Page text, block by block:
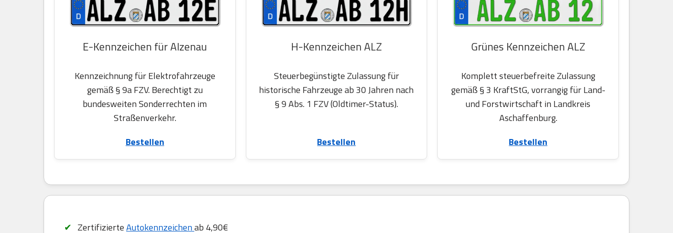
E-Kennzeichen für Alzenau
Kennzeichnung für Elektrofahrzeuge
gemäß § 9a FZV. Berechtigt zu
bundesweiten Sonderrechten im
Straßenverkehr.
Bestellen
H-Kennzeichen ALZ
Steuerbegünstigte Zulassung für
historische Fahrzeuge ab 30 Jahren nach
§ 9 Abs. 1 FZV (Oldtimer-Status).
Bestellen
Grünes Kennzeichen ALZ
Komplett steuerbefreite Zulassung
gemäß § 3 KraftStG, vorrangig für Land-
und Forstwirtschaft in Landkreis
Aschaffenburg.
Bestellen
ZertifizierteAutokennzeichenab 4,90€